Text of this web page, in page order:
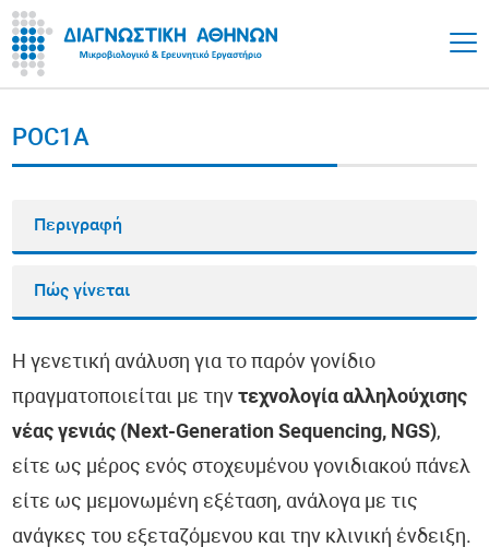
POC1A
Περιγραφή
Πώς γίνεται
Η γενετική ανάλυση για το παρόν γονίδιο
πραγματοποιείται με τηντεχνολογία αλληλούχισης
νέας γενιάς (Next-Generation Sequencing, NGS),
είτε ως μέρος ενός στοχευμένου γονιδιακού πάνελ
είτε ως μεμονωμένη εξέταση, ανάλογα με τις
ανάγκες του εξεταζόμενου και την κλινική ένδειξη.